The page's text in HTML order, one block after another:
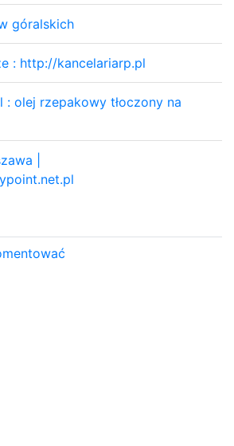
góralskich
: http://kancelariarp.pl
olej rzepakowy tłoczony na
|